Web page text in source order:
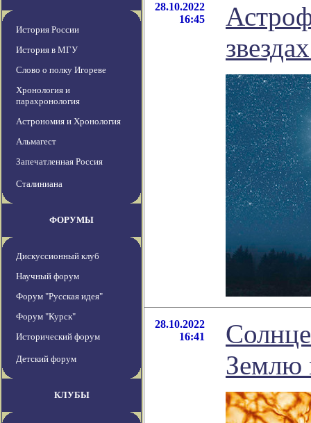
История России
История в МГУ
Слово о полку Игореве
Хронология и
парахронология
Астрономия и Хронология
Альмагест
Запечатленная Россия
Сталиниана
ФОРУМЫ
Дискуссионный клуб
Научный форум
Форум "Русская идея"
Форум "Курск"
Исторический форум
Детский форум
КЛУБЫ
28.10.2022
16:45
28.10.2022
16:41
Землю